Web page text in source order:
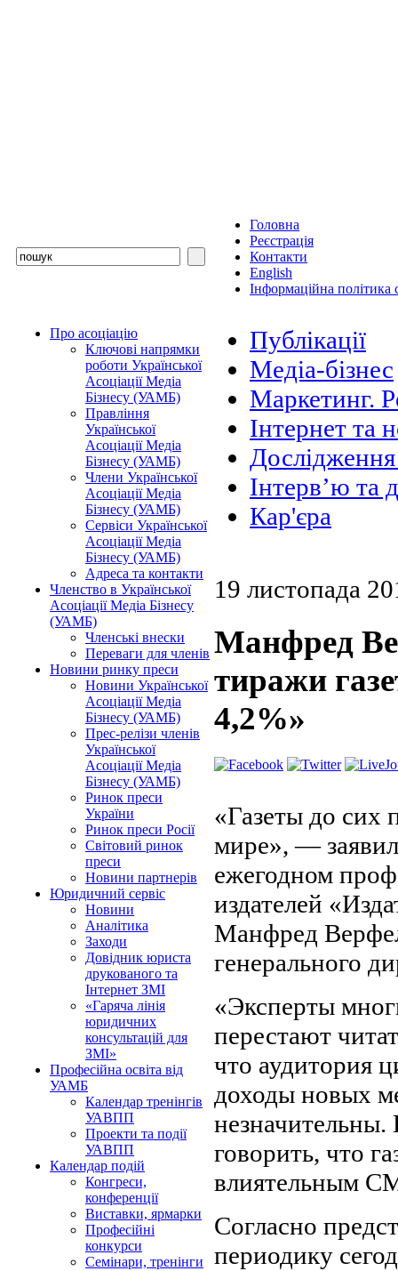
Головна
Реєстрація
Контакти
English
Інформаційна політика
Про асоціацію
Ключові напрямки
роботи Української
Асоціації Медіа
Бізнесу (УАМБ)
Правління
Української
Асоціації Медіа
Бізнесу (УАМБ)
Члени Української
Асоціації Медіа
Бізнесу (УАМБ)
Сервіси Української
Асоціації Медіа
Бізнесу (УАМБ)
Адреса та контакти
Членство в Української
Асоціації Медіа Бізнесу
(УАМБ)
Членські внески
Переваги для членів
Новини ринку преси
Новини Української
Асоціації Медіа
Бізнесу (УАМБ)
Прес-релізи членів
Української
Асоціації Медіа
Бізнесу (УАМБ)
Ринок преси
України
Ринок преси Росії
Світовий ринок
преси
Новини партнерів
Юридичний сервіс
Новини
Аналітика
Заходи
Довідник юриста
друкованого та
Інтернет ЗМІ
«Гаряча лінія
юридичних
консультацій для
ЗМІ»
Професійна освіта від
УАМБ
Календар тренінгів
УАВПП
Проекти та події
УАВПП
Календар подій
Конгреси,
конференції
Виставки, ярмарки
Професійні
конкурси
Семінари, тренінги
Публікації
Медіа-бізнес
Маркетинг.
Інтернет та
Дослідження
Інтерв’ю та
Кар'єра
19 листопада
Манфред
тиражи
4,2%»
«Газеты до
мире», —
ежегодном
издателей
Манфред
генерального
«Эксперты
перестают
что аудитория
доходы новых
говорить, что
влиятельным
Согласно
периодику